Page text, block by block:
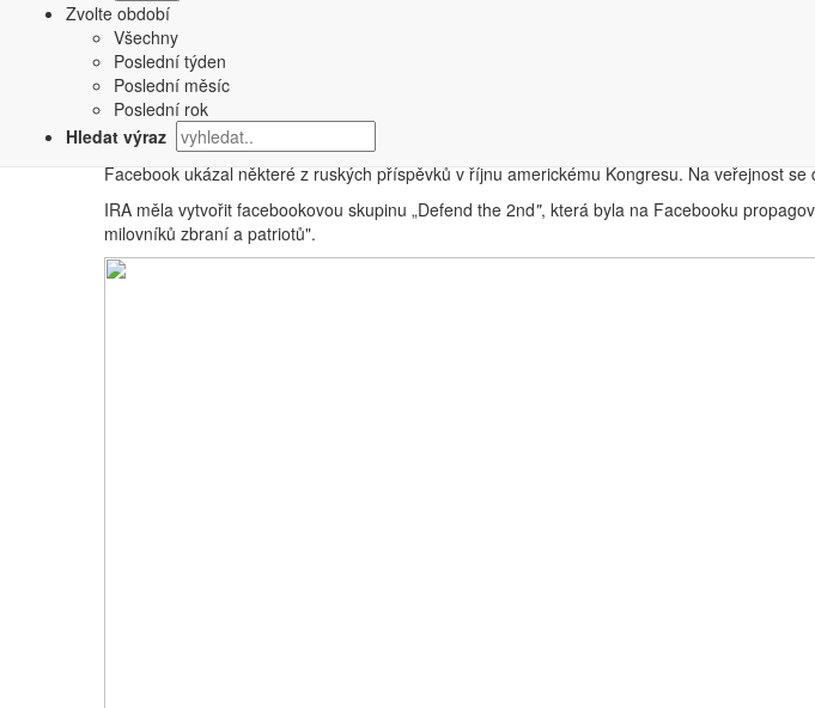
Zvolte období
Všechny
Poslední týden
Poslední měsíc
Poslední rok
Hledat výraz
Ukázka některých„ruských stránek". Zdroj: Facebook /
Nový nástroj nicméně neurčí bez jakékoliv pochybnosti, jestli jste byli či nebyli obsahu
přímo sdílený ve svých feedech,
kombinaci reklam a příspěvků ruských trollů na Instagramu.
Facebook ukázal některé z ruských příspěvků v říjnu americkému Kongresu. Na veřejnost
IRA měla vytvořit facebookovou skupinu „Defend the 2nd", která byla na Facebooku
milovníků zbraní a patriotů".